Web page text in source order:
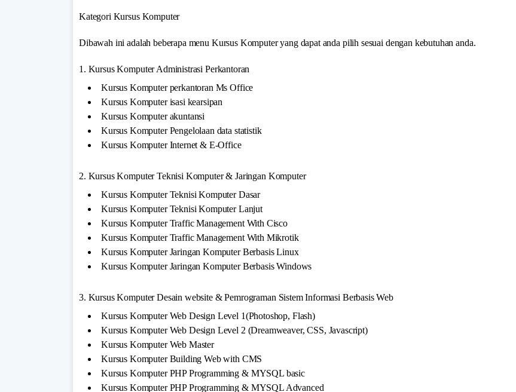
Kategori Kursus Komputer
Dibawah ini adalah beberapa menu Kursus Komputer yang dapat anda pilih sesuai dengan kebutuhan anda.
1. Kursus Komputer Administrasi Perkantoran
Kursus Komputer perkantoran Ms Office
Kursus Komputer isasi kearsipan
Kursus Komputer akuntansi
Kursus Komputer Pengelolaan data statistik
Kursus Komputer Internet & E-Office
2. Kursus Komputer Teknisi Komputer & Jaringan Komputer
Kursus Komputer Teknisi Komputer Dasar
Kursus Komputer Teknisi Komputer Lanjut
Kursus Komputer Traffic Management With Cisco
Kursus Komputer Traffic Management With Mikrotik
Kursus Komputer Jaringan Komputer Berbasis Linux
Kursus Komputer Jaringan Komputer Berbasis Windows
3. Kursus Komputer Desain website & Pemrograman Sistem Informasi Berbasis Web
Kursus Komputer Web Design Level 1(Photoshop, Flash)
Kursus Komputer Web Design Level 2 (Dreamweaver, CSS, Javascript)
Kursus Komputer Web Master
Kursus Komputer Building Web with CMS
Kursus Komputer PHP Programming & MYSQL basic
Kursus Komputer PHP Programming & MYSQL Advanced